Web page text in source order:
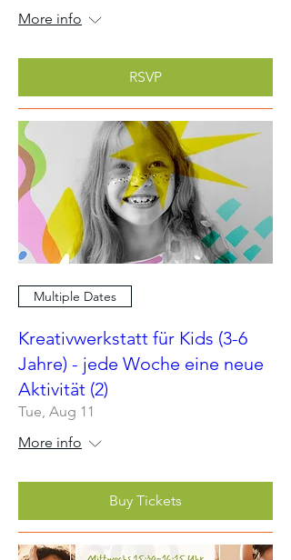
More info
RSVP
Multiple Dates
Kreativwerkstatt für Kids (3-6
Jahre) - jede Woche eine neue
Aktivität (2)
Tue, Aug 11
More info
Buy Tickets